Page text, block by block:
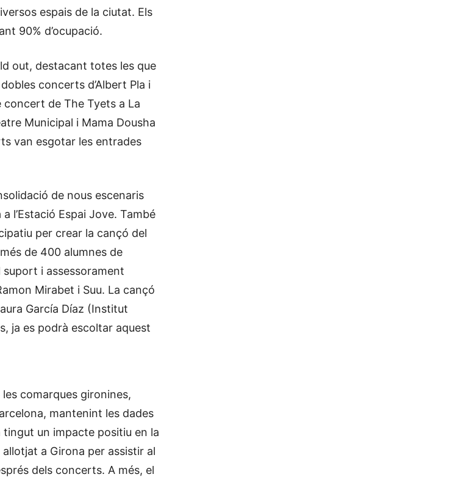
espais de la ciutat. Els
90% d’ocupació.
out, destacant totes les que
concerts d’Albert Pla i
de The Tyets a La
Municipal i Mama Dousha
van esgotar les entrades
de nous escenaris
l’Estació Espai Jove. També
per crear la cançó del
de 400 alumnes de
i assessorament
Mirabet i Suu. La cançó
García Díaz (Institut
ja es podrà escoltar aquest
comarques gironines,
mantenint les dades
un impacte positiu en la
allotjat a Girona per assistir al
dels concerts. A més, el